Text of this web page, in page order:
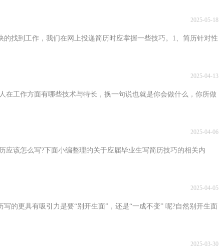
作，我们在网上投递简历时应掌握一些技巧。1、简历针对性
2025-05-18
哪些技术与特长，换一句说也就是你会做什么，你所做
2025-04-13
下面小编整理的关于应届毕业生写简历技巧的相关内
2025-04-06
有吸引力是要“别开生面”，还是“一成不变” 呢?自然别开生面
2025-04-05
2025-03-30